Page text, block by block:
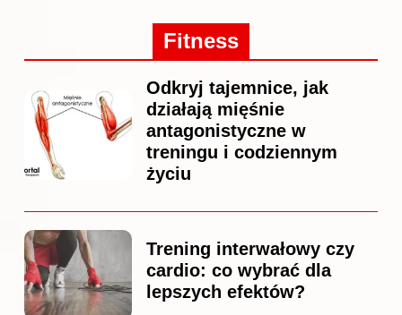
Fitness
Odkryj tajemnice, jak
działają mięśnie
antagonistyczne w
treningu i codziennym
życiu
Trening interwałowy czy
cardio: co wybrać dla
lepszych efektów?